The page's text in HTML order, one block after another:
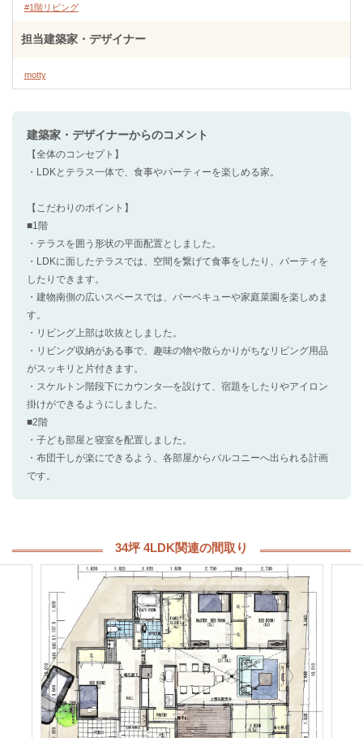
#1階リビング
担当建築家・デザイナー
motty
建築家・デザイナーからのコメント
【全体のコンセプト】
・LDKとテラス一体で、食事やパーティーを楽しめる家。
【こだわりのポイント】
■1階
・テラスを囲う形状の平面配置としました。
・LDKに面したテラスでは、空間を繋げて食事をしたり、パーティを
したりできます。
・建物南側の広いスペースでは、バーベキューや家庭菜園を楽しめま
す。
・リビング上部は吹抜としました。
・リビング収納がある事で、趣味の物や散らかりがちなリビング用品
がスッキリと片付きます。
・スケルトン階段下にカウンタ―を設けて、宿題をしたりやアイロン
掛けができるようにしました。
■2階
・子ども部屋と寝室を配置しました。
・布団干しが楽にできるよう、各部屋からバルコニーへ出られる計画
です。
34坪 4LDK関連の間取り